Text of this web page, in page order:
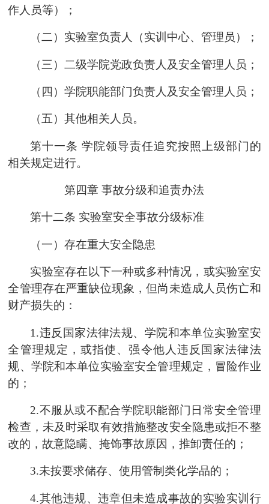
作人员等）；
（二）实验室负责人（实训中心、管理员 ）；
（三） 二级学院党政负责人及安全管理人员；
（四）学院职能部门负责人及安全管理人员；
（五）其他相关人员。
第十一条 学院领导责任追究按照上级部门的
相关规定进行。
第四章 事故分级和追责办法
第十二条 实验室安全事故分级标准
（一）存在重大安全隐患
实验室存在以下一种或多种情况，或实验室安
全管理存在严重缺位现象，但尚未造成人员伤亡和
财产损失的：
1.违反国家法律法规、 学院和本单位实验室安
全管理规定，或指使、强令他人违反国家法律法
规、 学院和本单位实验室安全管理规定，冒险作业
的；
2.不服从或不配合学院职能部门日常安全管理
检查，未及时采取有效措施整改安全隐患或拒不整
改的，故意隐瞒、掩饰事故原因，推卸责任的；
3.未按要求储存、使用管制类化学品的；
4.其他违规、违章但未造成事故的实验实训 行